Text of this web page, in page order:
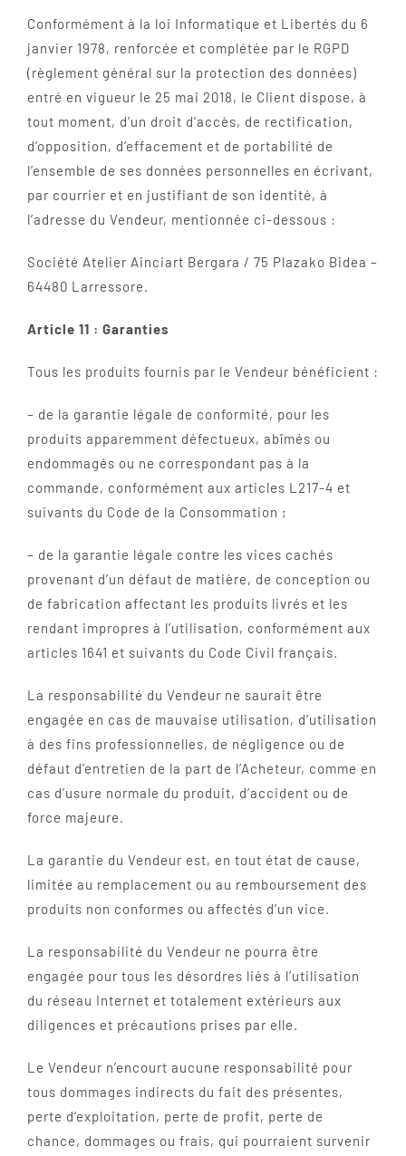
Conformément à la loi Informatique et Libertés du 6
janvier 1978, renforcée et complétée par le RGPD
(règlement général sur la protection des données)
entré en vigueur le 25 mai 2018, le Client dispose, à
tout moment, d’un droit d’accès, de rectification,
d’opposition, d’effacement et de portabilité de
l’ensemble de ses données personnelles en écrivant,
par courrier et en justifiant de son identité, à
l’adresse du Vendeur, mentionnée ci-dessous :
Société Atelier Ainciart Bergara / 75 Plazako Bidea –
64480 Larressore.
Article 11 : Garanties
Tous les produits fournis par le Vendeur bénéficient :
– de la garantie légale de conformité, pour les
produits apparemment défectueux, abîmés ou
endommagés ou ne correspondant pas à la
commande, conformément aux articles L217-4 et
suivants du Code de la Consommation ;
– de la garantie légale contre les vices cachés
provenant d’un défaut de matière, de conception ou
de fabrication affectant les produits livrés et les
rendant impropres à l’utilisation, conformément aux
articles 1641 et suivants du Code Civil français.
La responsabilité du Vendeur ne saurait être
engagée en cas de mauvaise utilisation, d’utilisation
à des fins professionnelles, de négligence ou de
défaut d’entretien de la part de l’Acheteur, comme en
cas d’usure normale du produit, d’accident ou de
force majeure.
La garantie du Vendeur est, en tout état de cause,
limitée au remplacement ou au remboursement des
produits non conformes ou affectés d’un vice.
La responsabilité du Vendeur ne pourra être
engagée pour tous les désordres liés à l’utilisation
du réseau Internet et totalement extérieurs aux
diligences et précautions prises par elle.
Le Vendeur n’encourt aucune responsabilité pour
tous dommages indirects du fait des présentes,
perte d’exploitation, perte de profit, perte de
chance, dommages ou frais, qui pourraient survenir